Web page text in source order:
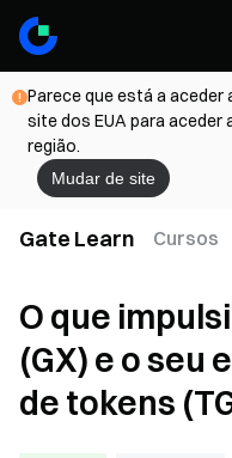
Parece que está a aceder
site dos EUA para
região.
Mudar de site
Gate Learn Cursos
O que
(GX) e o seu
de tokens